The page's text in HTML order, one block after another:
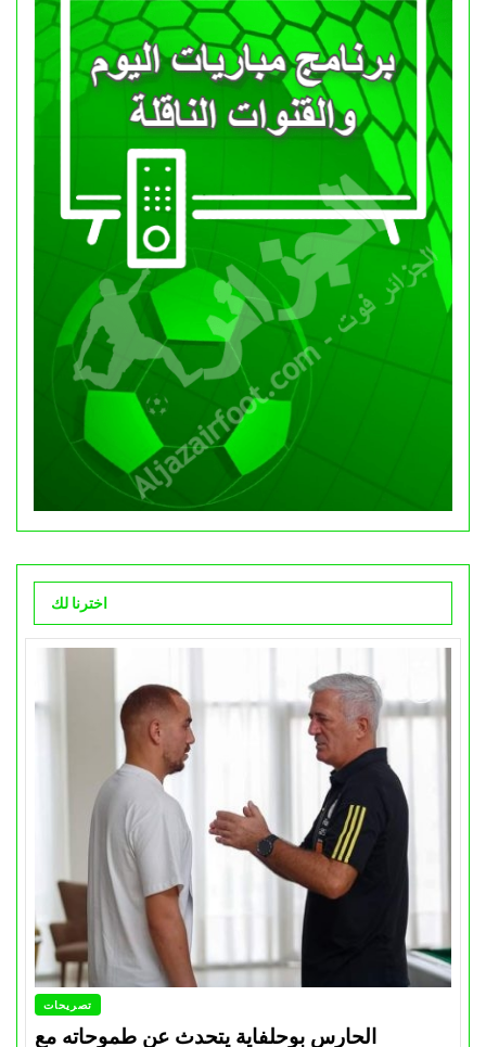
اخترنا لك
تصريحات
الحارس بوحلفاية يتحدث عن طموحاته مع